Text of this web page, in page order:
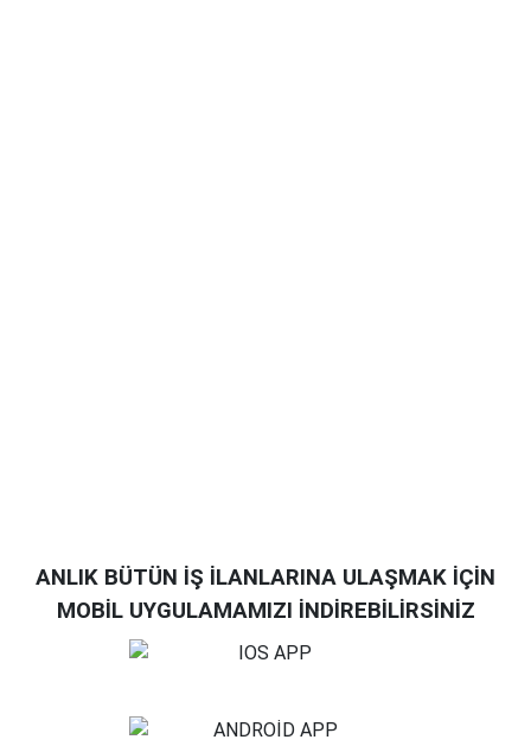
ANLIK BÜTÜN İŞ İLANLARINA ULAŞMAK İÇİN
MOBİL UYGULAMAMIZI İNDİREBİLİRSİNİZ